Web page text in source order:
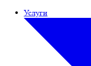
Услуги